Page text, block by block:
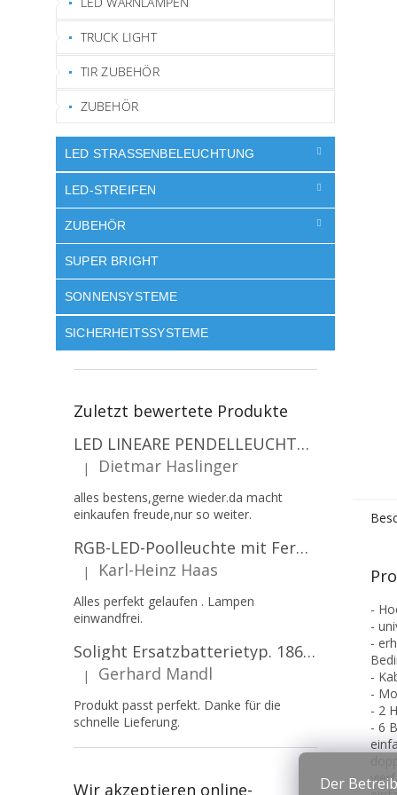
Der
TRUCK LIGHT
TIR ZUBEHÖR
ZUBEHÖR
LED STRASSENBELEUCHTUNG
LED-STREIFEN
ZUBEHÖR
SUPER BRIGHT
SONNENSYSTEME
SICHERHEITSSYSTEME
Zuletzt bewertete Produkte
LED LINEARE PENDELLEUCHTE EXECULINE 120CM, 30W, 3750LM, 96°, 4000K, IP20, WEISS [207806]
Die Produktbewertung beträgt 5 von 5 Sternen.
| Dietmar Haslinger
alles bestens,gerne wieder.da macht
einkaufen freude,nur so weiter.
RGB-LED-Poolleuchte mit Fernbedienung, 12W, 1260lm, PAR56, 12V, 1+1 gratis!
Die Produktbewertung beträgt 5 von 5 Sternen.
| Karl-Heinz Haas
Alles perfekt gelaufen . Lampen
einwandfrei.
Solight Ersatzbatterietyp. 18650, 3,7 V, Li-Ion, 2200 mAh [WN900]
Die Produktbewertung beträgt 5 von 5 Sternen.
| Gerhard Mandl
Produkt passt perfekt. Danke für die
schnelle Lieferung.
Wir akzeptieren online-
-
-
-
-
-
- 2
- 6